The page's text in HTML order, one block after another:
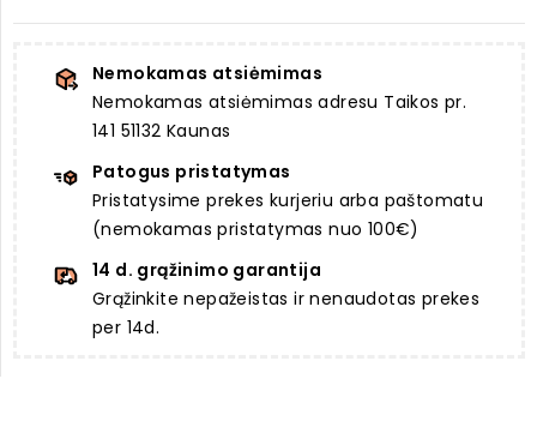
Nemokamas atsiėmimas
Nemokamas atsiėmimas adresu Taikos pr.
141 51132 Kaunas
Patogus pristatymas
Pristatysime prekes kurjeriu arba paštomatu
(nemokamas pristatymas nuo 100€)
14 d. grąžinimo garantija
Grąžinkite nepažeistas ir nenaudotas prekes
per 14d.